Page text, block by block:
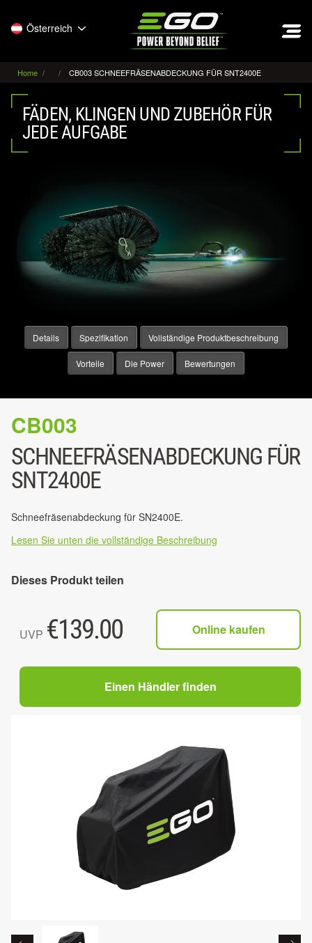
Österreich
Home CB003 SCHNEEFRÄSENABDECKUNG FÜR SNT2400E
FÄDEN, KLINGEN UND ZUBEHÖR FÜR
JEDE AUFGABE
Details Spezifikation Vollständige Produktbeschreibung
Vorteile Die Power Bewertungen
CB003
SCHNEEFRÄSENABDECKUNG FÜR
SNT2400E
Schneefräsenabdeckung für SN2400E.
Lesen Sie unten die vollständige Beschreibung
Dieses Produkt teilen
UVP €139.00 Online kaufen
Einen Händler finden